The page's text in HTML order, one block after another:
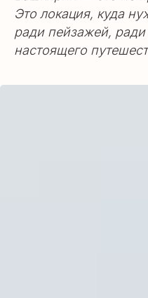
Это локация, куда
ради пейзажей,
настоящего